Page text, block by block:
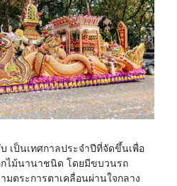
เป็นเทศกาลประจำปีที่จัดขึ้นเพื่อ
ไม้นานาชนิด โดยมีขบวนรถ
มตระการตาเคลื่อนผ่านใจกลาง